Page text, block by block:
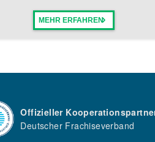
MEHR ERFAHREN
Offizieller
Deutscher Frachiseverband